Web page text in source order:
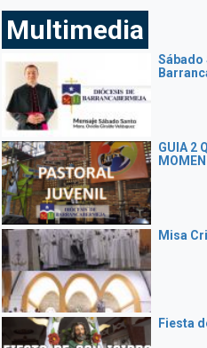
Multimedia
Sábado
GUIA 2
Misa
Fiesta